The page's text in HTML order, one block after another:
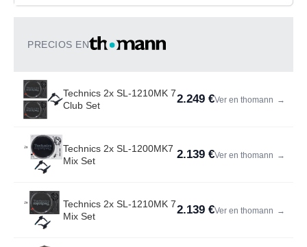
PRECIOS EN
Technics 2x SL-1210MK 7
Club Set
2.249 €Ver en thomann →
Technics 2x SL-1200MK7
Mix Set
2.139 €Ver en thomann →
Technics 2x SL-1210MK 7
Mix Set
2.139 €Ver en thomann →